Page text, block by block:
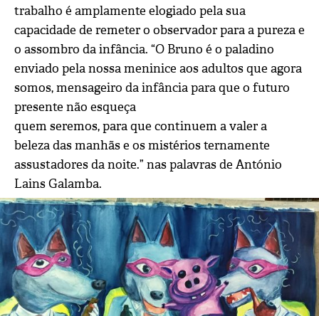
trabalho é amplamente elogiado pela sua
capacidade de remeter o observador para a pureza e
o assombro da infância. “O Bruno é o paladino
enviado pela nossa meninice aos adultos que agora
somos, mensageiro da infância para que o futuro
presente não esqueça
quem seremos, para que continuem a valer a
beleza das manhãs e os mistérios ternamente
assustadores da noite.” nas palavras de António
Lains Galamba.